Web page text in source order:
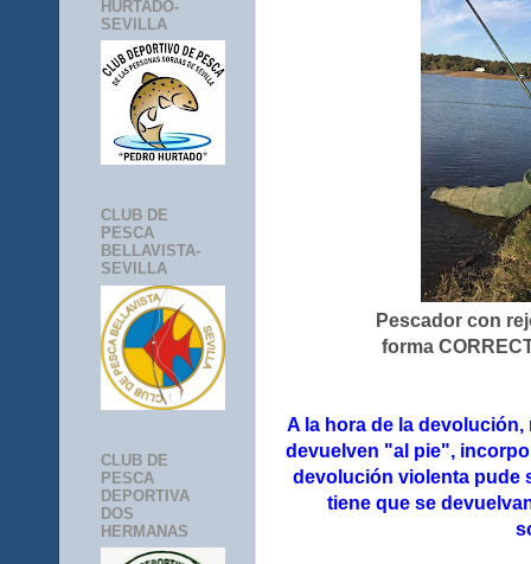
Pescador con
forma
A la hora de la
devuelven "al pie",
devolución violenta pude
tiene que se
HURTADO-
SEVILLA
CLUB DE
PESCA
BELLAVISTA-
SEVILLA
CLUB DE
PESCA
DEPORTIVA
DOS
HERMANAS